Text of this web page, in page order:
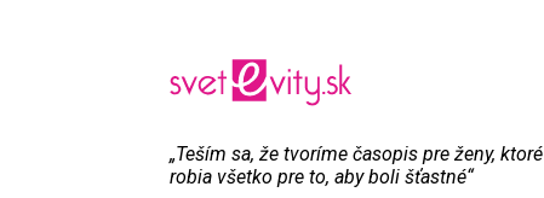
„Teším sa, že tvoríme časopis pre ženy, ktoré
robia všetko pre to, aby boli šťastné“